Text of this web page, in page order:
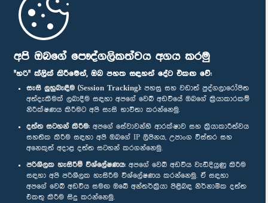
අපි ඔබගේ පෞද්ගලිකත්වය අගය කරමු
"හරි" ක්ලික් කිරීමෙන්, ඔබ පහත සඳහන් දේට එකඟ වේ:
සැසි ලුහුබැඳීම (Session Tracking): පහසු සහ වඩාත් පුද්ගලාරෝපිත
අත්දැකීමක් ලබාදීම සඳහා අපගේ වෙබ් අඩවියේ ඔබගේ ක්‍රියාකාරකම්
නිරීක්ෂණය කිරීමට අපි සැසි භාවිතා කරන්නෙමු.
දත්ත සටහන් කිරීම: අපගේ සේවාවන්හි ආරක්ෂාව සහ ක්‍රියාකාරීත්වය
සහතික කිරීම සඳහා අපි ඔබගේ IP ලිපිනය, උපාංග විස්තර සහ
අනෙකුත් අදාළ දත්ත සටහන් කරගන්නෙමු.
පරිශීලක හැසිරීම් විශ්ලේෂණය: අපගේ වෙබ් අඩවිය වැඩිදියුණු කිරීම
සඳහා අපි පරිශීලක හැසිරීම විශ්ලේෂණය කරන්නෙමු. ඒ සඳහා
අපගේ වෙබ් අඩවිය සමඟ ඔබේ අන්තර්ක්‍රියා පිළිබඳ නිර්නාමික දත්ත
එකතු කිරීම සිදු කරන්නෙමු.
මුල් පිටුව
පාර්ලිමේන්තු ජංගම යෙදුම
අප හා සම්බන්ධ වී සිටින්න :
සම්මාන
පෞද්ගලිකත්ව ප්‍රතිපත්තිය